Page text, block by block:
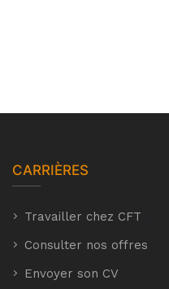
CARRIÈRES
Travailler chez CFT
Consulter nos offres
Envoyer son CV